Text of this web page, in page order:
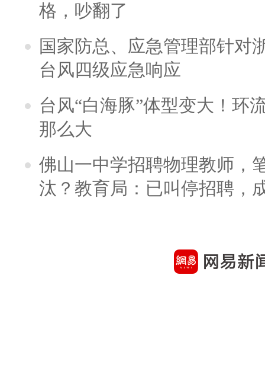
格，吵翻了
国家防总、应急管理部针对
台风四级应急响应
台风“白海豚”体型变大！环
那么大
佛山一中学招聘物理教师，
汰？教育局：已叫停招聘，